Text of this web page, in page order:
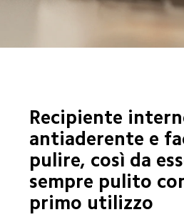
Recipiente
antiaderente e
pulire, così da
sempre pulito
primo utilizzo